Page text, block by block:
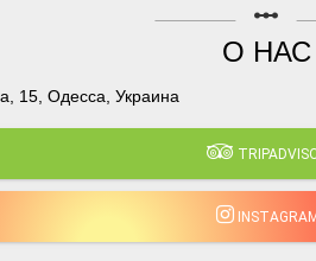
linear_scale
О НАС
15, Одесса, Украина
INSTAGRAM